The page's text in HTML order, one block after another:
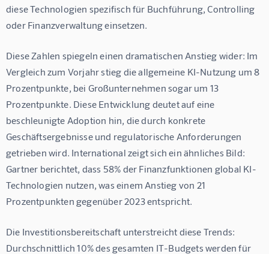
diese Technologien spezifisch für Buchführung, Controlling
oder Finanzverwaltung einsetzen.
Diese Zahlen spiegeln einen dramatischen Anstieg wider: Im
Vergleich zum Vorjahr stieg die allgemeine KI-Nutzung um 8
Prozentpunkte, bei Großunternehmen sogar um 13
Prozentpunkte. Diese Entwicklung deutet auf eine
beschleunigte Adoption hin, die durch konkrete
Geschäftsergebnisse und regulatorische Anforderungen
getrieben wird. International zeigt sich ein ähnliches Bild:
Gartner berichtet, dass 58% der Finanzfunktionen global KI-
Technologien nutzen, was einem Anstieg von 21
Prozentpunkten gegenüber 2023 entspricht.
Die Investitionsbereitschaft unterstreicht diese Trends:
Durchschnittlich 10% des gesamten IT-Budgets werden für